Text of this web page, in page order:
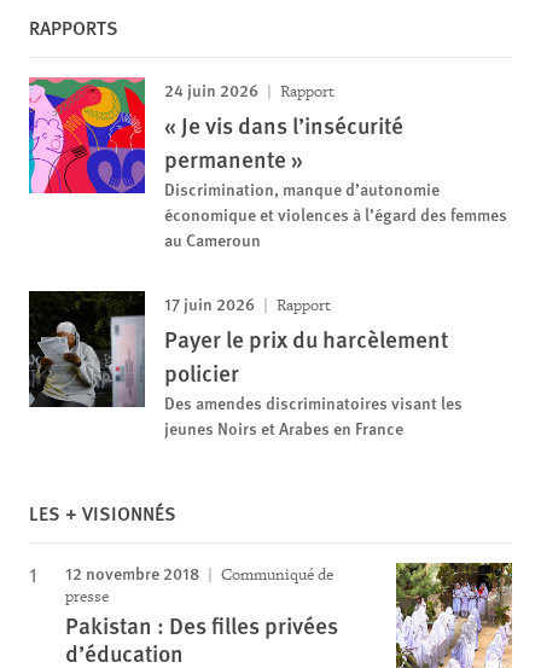
RAPPORTS
24 juin 2026 Rapport
« Je vis dans l’insécurité
permanente »
Discrimination, manque d’autonomie
économique et violences à l’égard des femmes
au Cameroun
17 juin 2026 Rapport
Payer le prix du harcèlement
policier
Des amendes discriminatoires visant les
jeunes Noirs et Arabes en France
LES + VISIONNÉS
12 novembre 2018
Communiqué de
presse
Pakistan : Des filles privées
d’éducation